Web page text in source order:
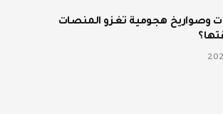
وصواريخ هجومية تغزو المنصات